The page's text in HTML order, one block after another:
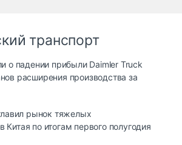
транспорт
о падении прибыли Daimler Truck
расширения производства за
рынок тяжелых
Китая по итогам первого полугодия